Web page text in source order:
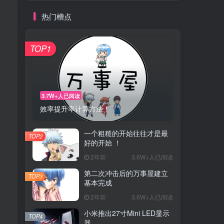
热门槽点
3.7W+人已阅读
效率提升率计算方法！
TOP1
一个粗糙的开始往往才是最
好的开始 ！
2年前 3.6W+人已阅读
TOP2
第二次冲击后的万事屋建立
基本完成
2年前 3.6W+人已阅读
TOP3
小米推出27寸Mini LED显示
TOP4